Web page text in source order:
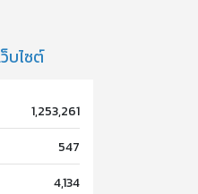
บไซต์
1,253,261
547
4,134